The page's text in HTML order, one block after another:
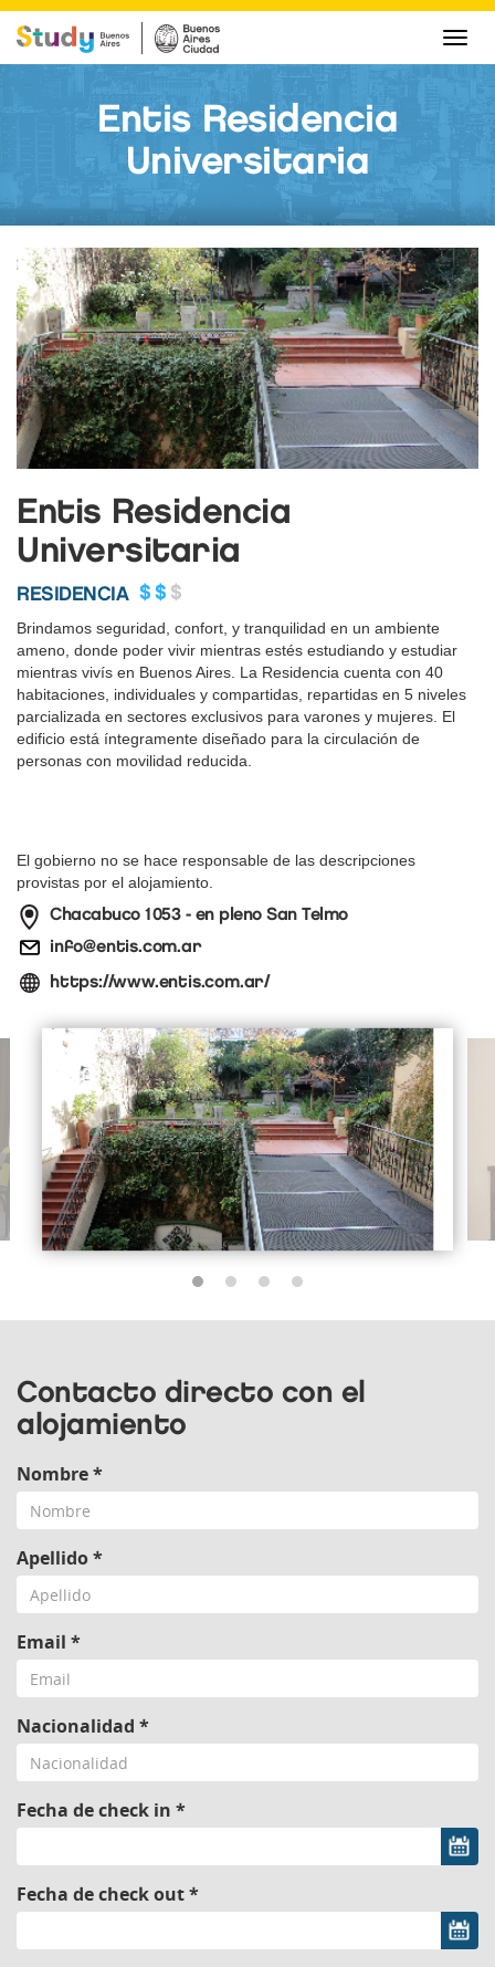
Entis Residencia
Universitaria
Entis Residencia
Universitaria
RESIDENCIA $$$
Brindamos seguridad, confort, y tranquilidad en un ambiente
ameno, donde poder vivir mientras estés estudiando y estudiar
mientras vivís en Buenos Aires. La Residencia cuenta con 40
habitaciones, individuales y compartidas, repartidas en 5 niveles
parcializada en sectores exclusivos para varones y mujeres. El
edificio está íntegramente diseñado para la circulación de
personas con movilidad reducida.
El gobierno no se hace responsable de las descripciones
provistas por el alojamiento.
Chacabuco 1053 - en pleno San Telmo
info@entis.com.ar
https://www.entis.com.ar/
Contacto directo con el
alojamiento
Nombre *
Apellido *
Email *
Nacionalidad *
Fecha de check in *
Fecha de check out *